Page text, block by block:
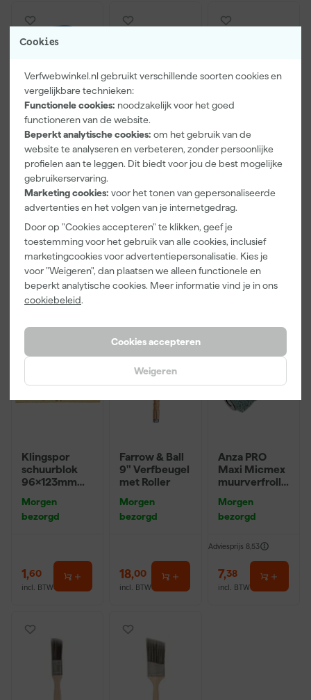
Cookies
Verfwebwinkel.nl gebruikt verschillende soorten cookies en
vergelijkbare technieken:
Functionele cookies: noodzakelijk voor het goed
functioneren van de website.
Beperkt analytische cookies: om het gebruik van de
website te analyseren en verbeteren, zonder persoonlijke
profielen aan te leggen. Dit biedt voor jou de best mogelijke
gebruikerservaring.
Marketing cookies: voor het tonen van gepersonaliseerde
advertenties en het volgen van je internetgedrag.
Door op "Cookies accepteren" te klikken, geef je
toestemming voor het gebruik van alle cookies, inclusief
marketingcookies voor advertentiepersonalisatie. Kies je
voor "Weigeren", dan plaatsen we alleen functionele en
beperkt analytische cookies. Meer informatie vind je in ons
cookiebeleid.
Cookies accepteren
Weigeren
Masonry voor het beste resultaat.
Kip Tape
3307-24
Smooth-Tec
Afplaktape
Buitengebruik
50m
Morgen
bezorgd
5,28
incl. BTW
Farrow & Ball
F&B
r
Morgen
bezorgd
22,00
incl. BTW
Go!Paint Roll
And Go
18cm Roller -
8L + 5
Inzetemmers
en deksel
Morgen
bezorgd
10,99
incl. BTW
Klingspor
schuurblok
96x123mm
Morgen
bezorgd
1,60
incl. BTW
Farrow & Ball
9" Verfbeugel
met Roller
Morgen
bezorgd
18,00
incl. BTW
Anza PRO
Maxi Micmex
muurverfrolle
Morgen
bezorgd
Adviesprijs 8,53
7,38
incl. BTW